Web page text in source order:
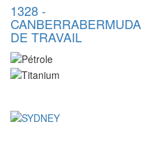
1328-
CANBERRABERMUDA
DE TRAVAIL